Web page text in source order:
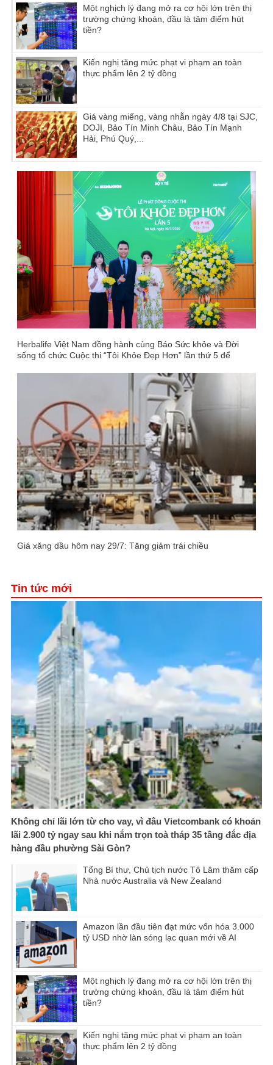
Một nghịch lý đang mở ra cơ hội lớn trên thị
trường chứng khoán, đầu là tâm điểm hút
tiền?
Kiến nghị tăng mức phạt vi phạm an toàn
thực phẩm lên 2 tỷ đồng
Giá vàng miếng, vàng nhẫn ngày 4/8 tại SJC,
DOJI, Bảo Tín Minh Châu, Bảo Tín Mạnh
Hải, Phú Quý,...
Herbalife Việt Nam đồng hành cùng Báo Sức khỏe và Đời
sống tổ chức Cuộc thi “Tôi Khỏe Đẹp Hơn” lần thứ 5 để
Giá xăng dầu hôm nay 29/7: Tăng giảm trái chiều
Tin tức mới
Không chỉ lãi lớn từ cho vay, vì đâu Vietcombank có khoản
lãi 2.900 tỷ ngay sau khi nắm trọn toà tháp 35 tầng đắc địa
hàng đầu phường Sài Gòn?
Tổng Bí thư, Chủ tịch nước Tô Lâm thăm cấp
Nhà nước Australia và New Zealand
Amazon lần đầu tiên đạt mức vốn hóa 3.000
tỷ USD nhờ làn sóng lạc quan mới về AI
Một nghịch lý đang mở ra cơ hội lớn trên thị
trường chứng khoán, đầu là tâm điểm hút
tiền?
Kiến nghị tăng mức phạt vi phạm an toàn
thực phẩm lên 2 tỷ đồng